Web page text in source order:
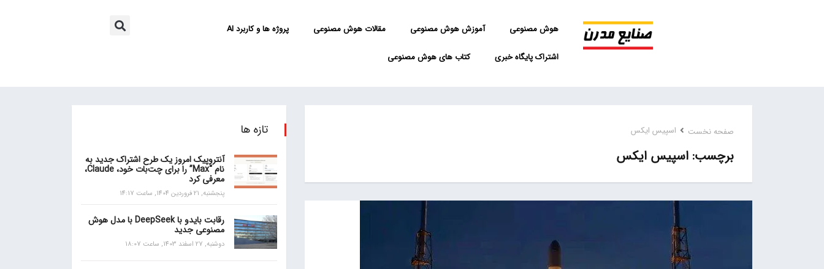
هوش مصنوعی آموزش هوش مصنوعی مقالات هوش مصنوعی پروژه ها و کاربرد AI
اشتراک پایگاه خبری کتاب های هوش مصنوعی
صفحه نخست اسپیس ایکس
اسپیس ایکس
تازه ها
آنتروپیک امروز یک طرح اشتراک جدید به
نام “Max” را برای چت‌بات خود، Claude،
معرفی کرد
پنجشنبه, 21 فروردین 1404, ساعت 14:17
رقابت بایدو با DeepSeek با مدل هوش
مصنوعی جدید
دوشنبه, 27 اسفند 1403, ساعت 18:07